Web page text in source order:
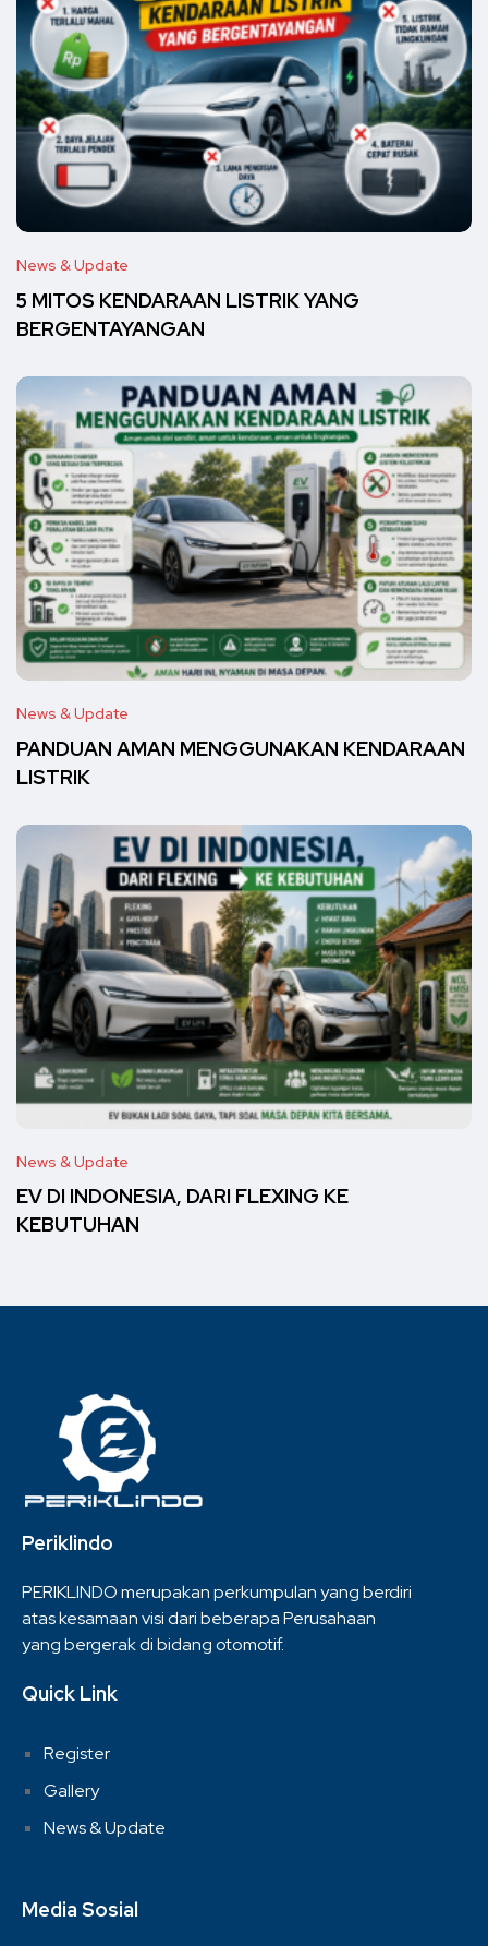
News & Update
5 MITOS KENDARAAN LISTRIK YANG
BERGENTAYANGAN
News & Update
PANDUAN AMAN MENGGUNAKAN KENDARAAN
LISTRIK
News & Update
EV DI INDONESIA, DARI FLEXING KE
KEBUTUHAN
Periklindo
PERIKLINDO merupakan perkumpulan yang berdiri
atas kesamaan visi dari beberapa Perusahaan
yang bergerak di bidang otomotif.
Quick Link
Register
Gallery
News & Update
Media Sosial